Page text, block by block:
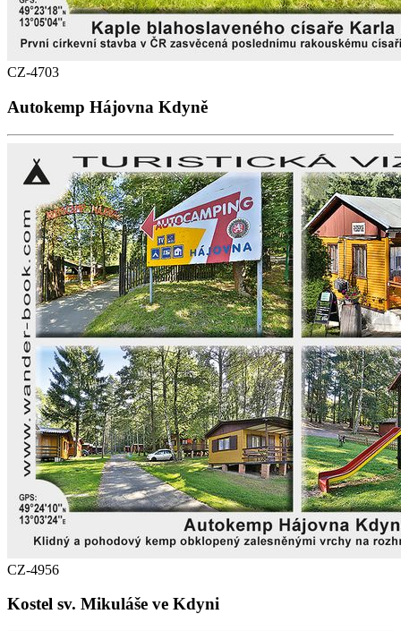
CZ-4703
Autokemp Hájovna Kdyně
CZ-4956
Kostel sv. Mikuláše ve Kdyni